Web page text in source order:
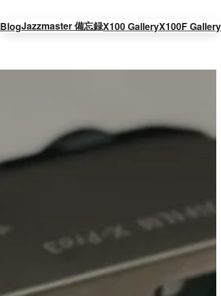
BlogJazzmaster 備忘録X100 GalleryX100F Gallery